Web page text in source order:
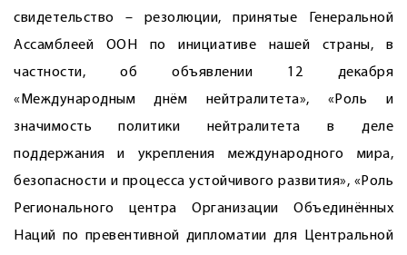
свидетельство – резолюции, принятые Генеральной
Ассамблеей ООН по инициативе нашей страны, в
частности, об объявлении 12 декабря
«Международным днём нейтралитета», «Роль и
значимость политики нейтралитета в деле
поддержания и укрепления международного мира,
безопасности и процесса устойчивого развития», «Роль
Регионального центра Организации Объединённых
Наций по превентивной дипломатии для Центральной